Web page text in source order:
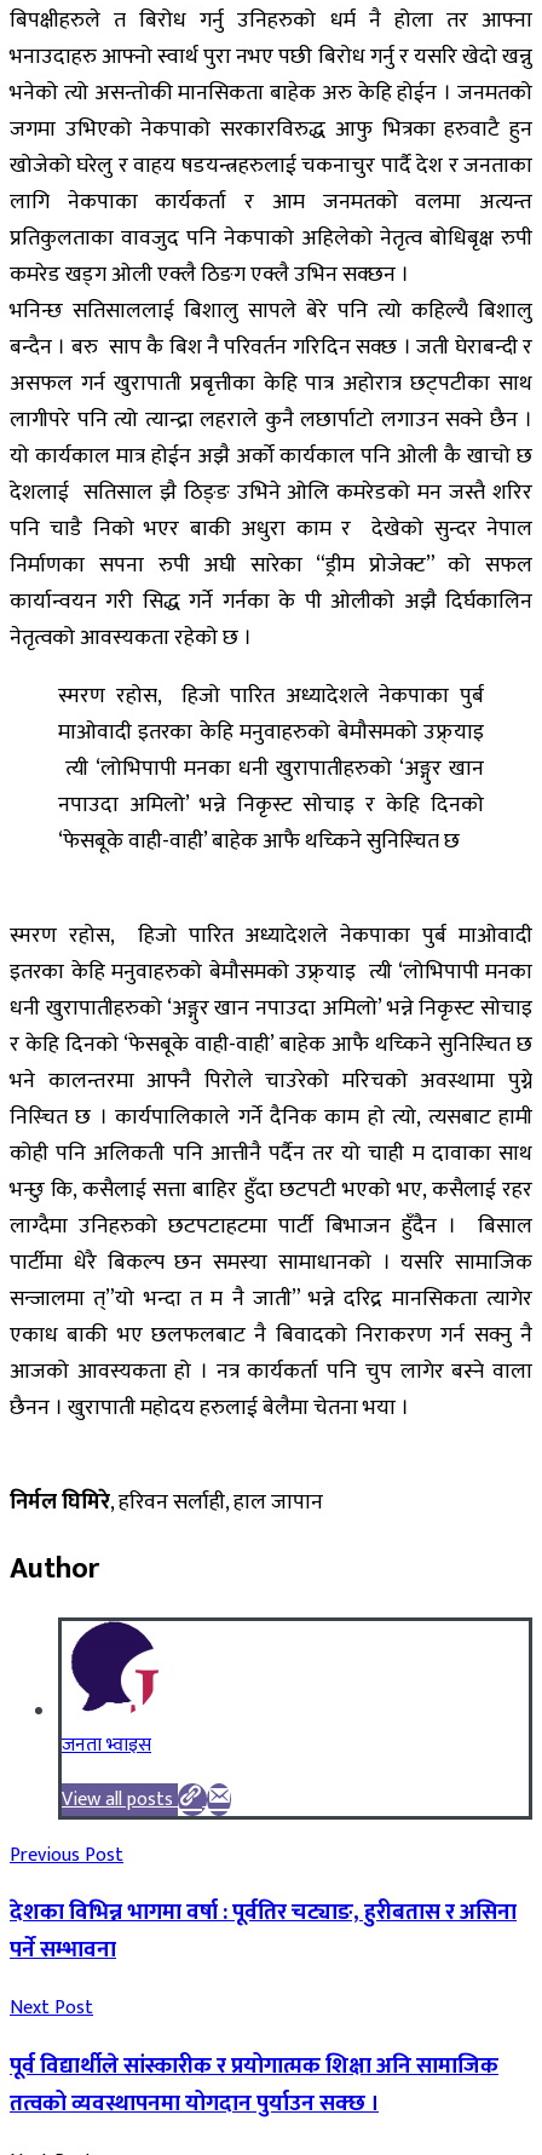
बिपक्षीहरुले त बिरोध गर्नु उनिहरुको धर्म नै होला तर आफ्ना
भनाउदाहरु आफ्नो स्वार्थ पुरा नभए पछी बिरोध गर्नु र यसरि खेदो खन्नु
भनेको त्यो असन्तोकी मानसिकता बाहेक अरु केहि होईन । जनमतको
जगमा उभिएको नेकपाको सरकारविरुद्ध आफु भित्रका हरुवाटै हुन
खोजेको घरेलु र वाहय षडयन्त्रहरुलाई चकनाचुर पार्दै देश र जनताका
लागि नेकपाका कार्यकर्ता र आम जनमतको वलमा अत्यन्त
प्रतिकुलताका वावजुद पनि नेकपाको अहिलेको नेतृत्व बोधिबृक्ष रुपी
कमरेड खड्ग ओली एक्लै ठिङग एक्लै उभिन सक्छन ।
भनिन्छ सतिसाललाई बिशालु सापले बेरे पनि त्यो कहिल्यै बिशालु
बन्दैन । बरु साप कै बिश नै परिवर्तन गरिदिन सक्छ । जती घेराबन्दी र
असफल गर्न खुरापाती प्रबृत्तीका केहि पात्र अहोरात्र छट्पटीका साथ
लागीपरे पनि त्यो त्यान्द्रा लहराले कुनै लछार्पाटो लगाउन सक्ने छैन ।
यो कार्यकाल मात्र होईन अझै अर्को कार्यकाल पनि ओली कै खाचो छ
देशलाई सतिसाल झै ठिङ्ङ उभिने ओलि कमरेडको मन जस्तै शरिर
पनि चाडै निको भएर बाकी अधुरा काम र देखेको सुन्दर नेपाल
निर्माणका सपना रुपी अघी सारेका “ड्रीम प्रोजेक्ट” को सफल
कार्यान्वयन गरी सिद्ध गर्ने गर्नका के पी ओलीको अझै दिर्घकालिन
नेतृत्वको आवस्यकता रहेको छ ।
स्मरण रहोस, हिजो पारित अध्यादेशले नेकपाका पुर्ब
माओवादी इतरका केहि मनुवाहरुको बेमौसमको उफ्र्याइ
त्यी ‘लोभिपापी मनका धनी खुरापातीहरुको ‘अङ्गुर खान
नपाउदा अमिलो’ भन्ने निकृस्ट सोचाइ र केहि दिनको
‘फेसबूके वाही-वाही’ बाहेक आफै थच्किने सुनिस्चित छ
स्मरण रहोस, हिजो पारित अध्यादेशले नेकपाका पुर्ब माओवादी
इतरका केहि मनुवाहरुको बेमौसमको उफ्र्याइ त्यी ‘लोभिपापी मनका
धनी खुरापातीहरुको ‘अङ्गुर खान नपाउदा अमिलो’ भन्ने निकृस्ट सोचाइ
र केहि दिनको ‘फेसबूके वाही-वाही’ बाहेक आफै थच्किने सुनिस्चित छ
भने कालन्तरमा आफ्नै पिरोले चाउरेको मरिचको अवस्थामा पुग्ने
निस्चित छ । कार्यपालिकाले गर्ने दैनिक काम हो त्यो, त्यसबाट हामी
कोही पनि अलिकती पनि आत्तीनै पर्दैन तर यो चाही म दावाका साथ
भन्छु कि, कसैलाई सत्ता बाहिर हुँदा छटपटी भएको भए, कसैलाई रहर
लाग्दैमा उनिहरुको छटपटाहटमा पार्टी बिभाजन हुँदैन । बिसाल
पार्टीमा धेरै बिकल्प छन समस्या सामाधानको । यसरि सामाजिक
सन्जालमा त्”यो भन्दा त म नै जाती” भन्ने दरिद्र मानसिकता त्यागेर
एकाध बाकी भए छलफलबाट नै बिवादको निराकरण गर्न सक्नु नै
आजको आवस्यकता हो । नत्र कार्यकर्ता पनि चुप लागेर बस्ने वाला
छैनन । खुरापाती महोदय हरुलाई बेलैमा चेतना भया ।
निर्मल घिमिरे, हरिवन सर्लाही, हाल जापान
Author
जनता भ्वाइस
View all posts
Previous Post
देशका विभिन्न भागमा वर्षा : पूर्वतिर चट्याङ, हुरीबतास र असिना
पर्ने सम्भावना
Next Post
पूर्व विद्यार्थीले सांस्कारीक र प्रयोगात्मक शिक्षा अनि सामाजिक
तत्वको व्यवस्थापनमा योगदान पुर्याउन सक्छ ।